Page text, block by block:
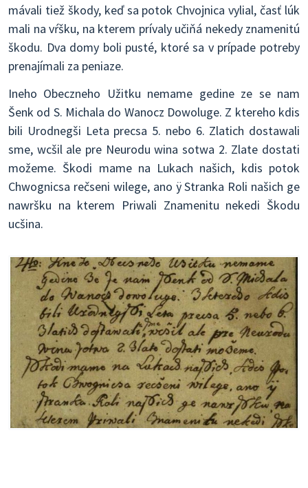
mávali tiež škody, keď sa potok Chvojnica vylial, časť lúk
mali na vŕšku, na kterem prívaly učiňá nekedy znamenitú
škodu. Dva domy boli pusté, ktoré sa v prípade potreby
prenajímali za peniaze.
Ineho Obeczneho Užitku nemame gedine ze se nam
Šenk od S. Michala do Wanocz Dowoluge. Z ktereho kdis
bili Urodnegši Leta precsa 5. nebo 6. Zlatich dostawali
sme, wcšil ale pre Neurodu wina sotwa 2. Zlate dostati
možeme. Škodi mame na Lukach našich, kdis potok
Chwognicsa rečseni wilege, ano ÿ Stranka Roli našich ge
nawršku na kterem Priwali Znamenitu nekedi Škodu
ucšina.